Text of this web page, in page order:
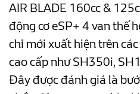
AIR BLADE 160cc &
động cơ eSP+ 4 van thế
chỉ mới xuất hiện trên
cao cấp như SH350i,
Đây được đánh giá là